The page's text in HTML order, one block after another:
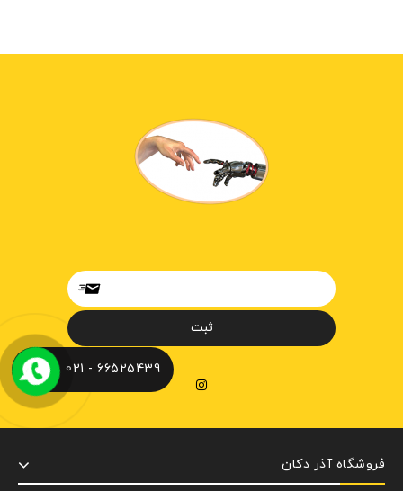
فروشگاه آذر دکان
66525439 - 021